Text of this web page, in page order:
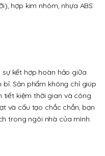
hợp kim nhôm, nhựa ABS
kết hợp hoàn hảo giữa
Sản phẩm không chỉ giúp
tiết kiệm thời gian và công
và cấu tạo chắc chắn, bạn
trong ngôi nhà của mình.